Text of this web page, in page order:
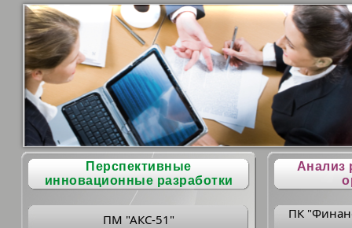
Перспективные
инновационные разработки
ПМ "АКС-51"
Анализ
ПК